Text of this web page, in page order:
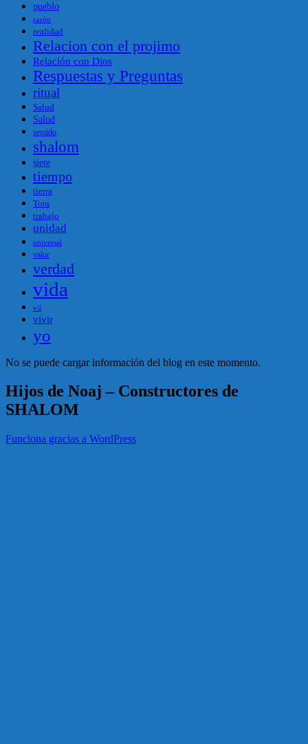
pueblo
razón
realidad
Relacion con el projimo
Relación con Dios
Respuestas y Preguntas
ritual
Salud
Salud
sentido
shalom
siete
tiempo
tierra
Tora
trabajo
unidad
universal
valor
verdad
vida
vil
vivir
yo
No se puede cargar información del blog en este momento.
Hijos de Noaj – Constructores de
SHALOM
Funciona gracias a WordPress